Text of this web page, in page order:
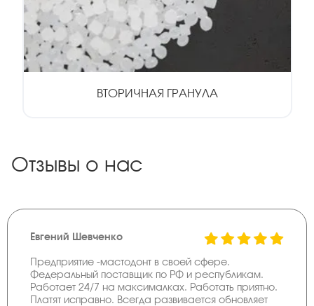
ВТОРИЧНАЯ ГРАНУЛА
Отзывы о нас
Евгений Шевченко
Предприятие -мастодонт в своей сфере.
Федеральный поставщик по РФ и республикам.
Работает 24/7 на максималках. Работать приятно.
Платят исправно. Всегда развивается обновляет